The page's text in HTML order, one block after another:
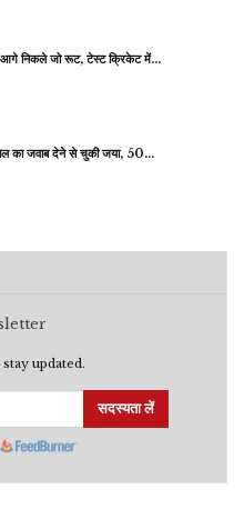
निकले जो रूट, टेस्ट क्रिकेट में…
का जवाब देने से चुकी जया, 50…
updated.
सदस्यता लें